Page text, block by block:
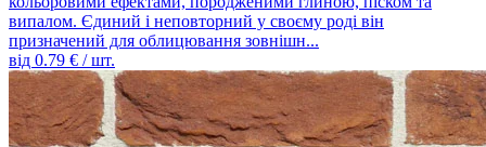
випалом. Єдиний і неповторний у своєму роді він
призначений для облицювання зовнішн...
від 0.79 € / шт.